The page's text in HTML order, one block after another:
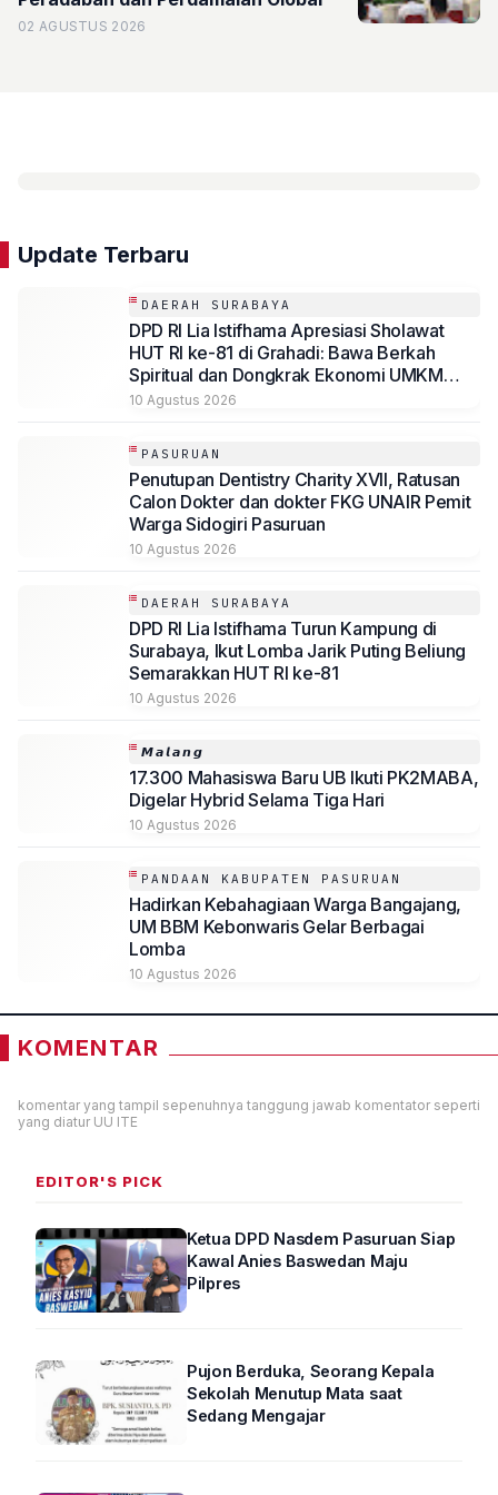
02 AGUSTUS 2026
Update Terbaru
DAERAH SURABAYA
DPD RI Lia Istifhama Apresiasi Sholawat
HUT RI ke-81 di Grahadi: Bawa Berkah
Spiritual dan Dongkrak Ekonomi UMKM
Jatim
10 Agustus 2026
PASURUAN
Penutupan Dentistry Charity XVII, Ratusan
Calon Dokter dan dokter FKG UNAIR Pemit
Warga Sidogiri Pasuruan
10 Agustus 2026
DAERAH SURABAYA
DPD RI Lia Istifhama Turun Kampung di
Surabaya, Ikut Lomba Jarik Puting Beliung
Semarakkan HUT RI ke-81
10 Agustus 2026
𝙈𝙖𝙡𝙖𝙣𝙜
17.300 Mahasiswa Baru UB Ikuti PK2MABA,
Digelar Hybrid Selama Tiga Hari
10 Agustus 2026
PANDAAN KABUPATEN PASURUAN
Hadirkan Kebahagiaan Warga Bangajang,
UM BBM Kebonwaris Gelar Berbagai
Lomba
10 Agustus 2026
KOMENTAR
komentar yang tampil sepenuhnya tanggung jawab komentator seperti
yang diatur UU ITE
EDITOR'S PICK
Ketua DPD Nasdem Pasuruan Siap
Kawal Anies Baswedan Maju
Pilpres
Pujon Berduka, Seorang Kepala
Sekolah Menutup Mata saat
Sedang Mengajar